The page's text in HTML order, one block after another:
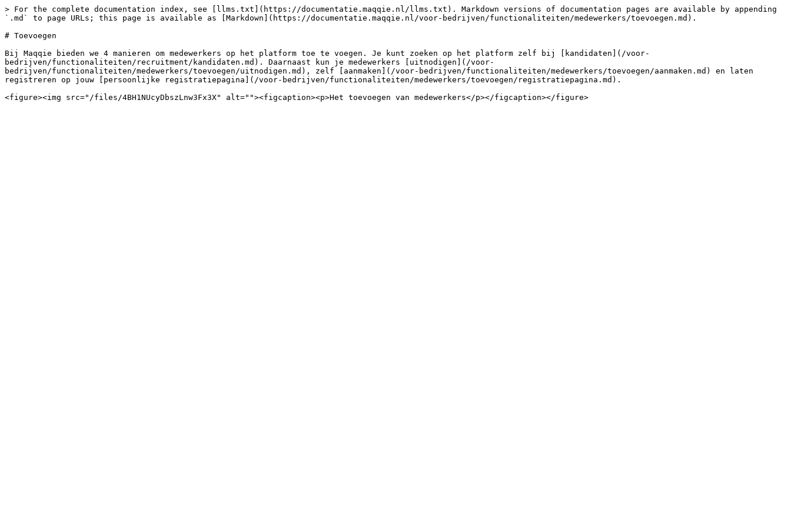
> For the complete documentation index, see [llms.txt](https://documentatie.maqqie.nl/llms.txt). Markdown versions of documentation pages are available by appending
`.md` to page URLs; this page is available as [Markdown](https://documentatie.maqqie.nl/voor-bedrijven/functionaliteiten/medewerkers/toevoegen.md).
# Toevoegen
Bij Maqqie bieden we 4 manieren om medewerkers op het platform toe te voegen. Je kunt zoeken op het platform zelf bij [kandidaten](/voor-
bedrijven/functionaliteiten/recruitment/kandidaten.md). Daarnaast kun je medewerkers [uitnodigen](/voor-
bedrijven/functionaliteiten/medewerkers/toevoegen/uitnodigen.md), zelf [aanmaken](/voor-bedrijven/functionaliteiten/medewerkers/toevoegen/aanmaken.md) en laten
registreren op jouw [persoonlijke registratiepagina](/voor-bedrijven/functionaliteiten/medewerkers/toevoegen/registratiepagina.md).